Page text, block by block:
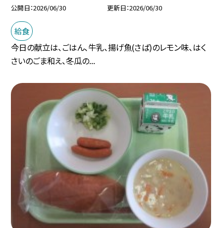
公開日 2026/06/30 更新日 2026/06/30
給食
今日の献立は、ごはん、牛乳、揚げ魚(さば)のレモン味、はく
さいのごま和え、冬瓜の...